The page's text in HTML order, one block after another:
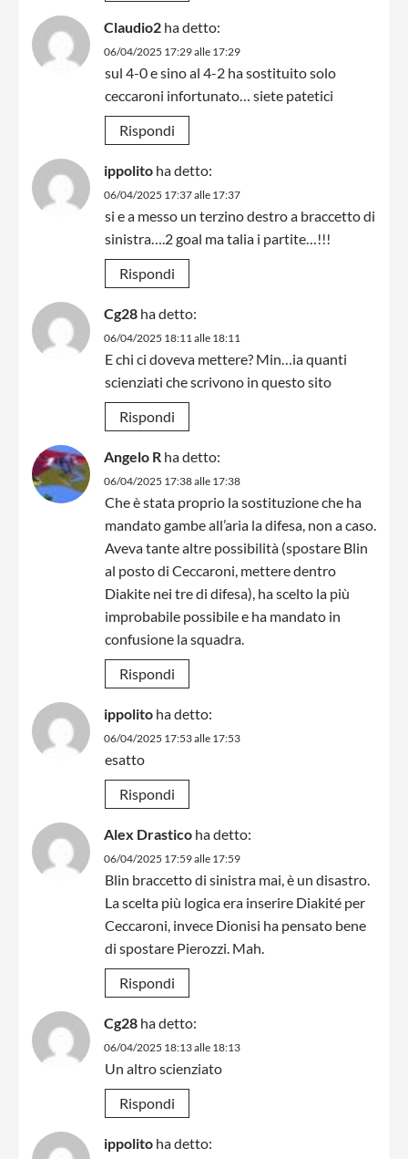
Claudio2 ha detto:
06/04/2025 17:29 alle 17:29
sul 4-0 e sino al 4-2 ha sostituito solo
ceccaroni infortunato… siete patetici
Rispondi
ippolito ha detto:
06/04/2025 17:37 alle 17:37
si e a messo un terzino destro a braccetto di
sinistra….2 goal ma talia i partite…!!!
Rispondi
Cg28 ha detto:
06/04/2025 18:11 alle 18:11
E chi ci doveva mettere? Min…ia quanti
scienziati che scrivono in questo sito
Rispondi
Angelo R ha detto:
06/04/2025 17:38 alle 17:38
Che è stata proprio la sostituzione che ha
mandato gambe all’aria la difesa, non a caso.
Aveva tante altre possibilità (spostare Blin
al posto di Ceccaroni, mettere dentro
Diakite nei tre di difesa), ha scelto la più
improbabile possibile e ha mandato in
confusione la squadra.
Rispondi
ippolito ha detto:
06/04/2025 17:53 alle 17:53
esatto
Rispondi
Alex Drastico ha detto:
06/04/2025 17:59 alle 17:59
Blin braccetto di sinistra mai, è un disastro.
La scelta più logica era inserire Diakité per
Ceccaroni, invece Dionisi ha pensato bene
di spostare Pierozzi. Mah.
Rispondi
Cg28 ha detto:
06/04/2025 18:13 alle 18:13
Un altro scienziato
Rispondi
ippolito ha detto: